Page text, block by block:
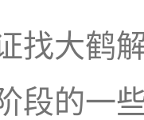
找大鹤
段的一